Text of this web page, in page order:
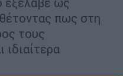
πως στη
τους
ιδιαίτερα